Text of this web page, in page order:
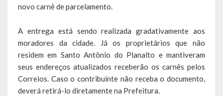
RPPS
RGF
RREO
Publicações Diversas
novo carnê de parcelamento.
A entrega está sendo realizada gradativamente aos
moradores da cidade. Já os proprietários que não
residem em Santo Antônio do Planalto e mantiveram
seus endereços atualizados receberão os carnês pelos
Correios. Caso o contribuinte não receba o documento,
deverá retirá-lo diretamente na Prefeitura.